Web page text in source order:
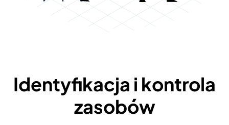
Identyfikacja i kontrola
zasobów